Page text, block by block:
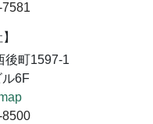
後町1597-1
6F